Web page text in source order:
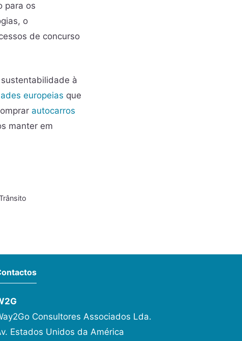
para os
o
de concurso
à
europeias que
autocarros
manter em
Consultores Associados Lda.
Estados Unidos da América